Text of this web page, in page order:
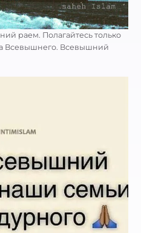
раем. Полагайтесь только
Всевышнего. Всевышний